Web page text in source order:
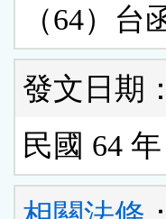
（64）台
發文日期：
民國 64